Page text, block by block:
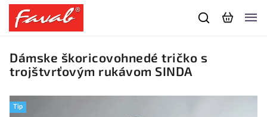
Dámske škoricovohnedé tričko s
trojštvrťovým rukávom SINDA
Tip